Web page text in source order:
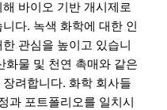
바이오 기반 개시제로
다. 녹색 화학에 대한 인
관심을 높이고 있습니
화물 및 천연 촉매와 같은
려합니다. 화학 회사들
과 포트폴리오를 일치시